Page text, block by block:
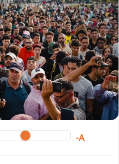
d
a
n
e
m
a
i
l
A-